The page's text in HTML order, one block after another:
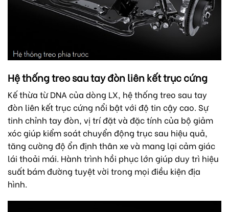
Hệ thống treo sau tay đòn liên kết trục cứng
Kế thừa từ DNA của dòng LX, hệ thống treo sau tay
đòn liên kết trục cứng nổi bật với độ tin cậy cao. Sự
tinh chỉnh tay đòn, vị trí đặt và đặc tính của bộ giảm
xóc giúp kiểm soát chuyển động trục sau hiệu quả,
tăng cường độ ổn định thân xe và mang lại cảm giác
lái thoải mái. Hành trình hồi phục lớn giúp duy trì hiệu
suất bám đường tuyệt vời trong mọi điều kiện địa
hình.